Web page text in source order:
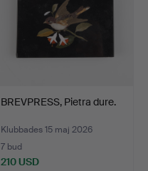
BREVPRESS, Pietra dure.
Klubbades 15 maj 2026
7 bud
210 USD